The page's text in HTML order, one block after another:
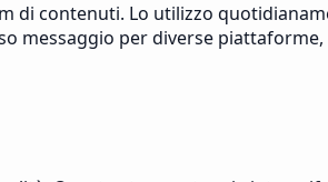
di contenuti. Lo utilizzo
messaggio per diverse